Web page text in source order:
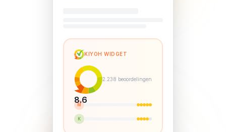
KIYOH WIDGET
8.6
2.238 beoordelingen
M
K